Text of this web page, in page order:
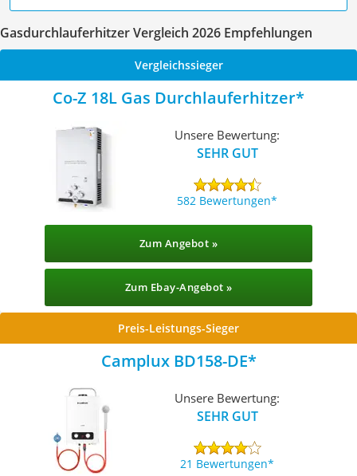
Gasdurchlauferhitzer Vergleich 2026 Empfehlungen
Vergleichssieger
Co-Z 18L Gas Durchlauferhitzer
Unsere Bewertung:
SEHR GUT
582 Bewertungen
Zum Angebot »
Zum Ebay-Angebot »
Preis-Leistungs-Sieger
Camplux BD158-DE
Unsere Bewertung:
SEHR GUT
21 Bewertungen